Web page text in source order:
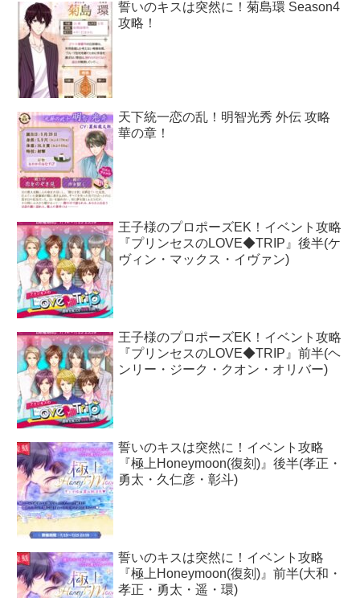
誓いのキスは突然に！菊島環 Season4
攻略！
天下統一恋の乱！明智光秀 外伝 攻略
華の章！
王子様のプロポーズEK！イベント攻略
『プリンセスのLOVE◆TRIP』後半(ケ
ヴィン・マックス・イヴァン)
王子様のプロポーズEK！イベント攻略
『プリンセスのLOVE◆TRIP』前半(ヘ
ンリー・ジーク・クオン・オリバー)
誓いのキスは突然に！イベント攻略
『極上Honeymoon(復刻)』後半(孝正・
勇太・久仁彦・彰斗)
誓いのキスは突然に！イベント攻略
『極上Honeymoon(復刻)』前半(大和・
孝正・勇太・遥・環)